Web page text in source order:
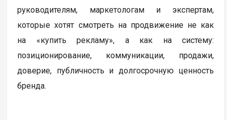
руководителям, маркетологам и экспертам,
которые хотят смотреть на продвижение не как
на «купить рекламу», а как на систему:
позиционирование, коммуникации, продажи,
доверие, публичность и долгосрочную ценность
бренда.